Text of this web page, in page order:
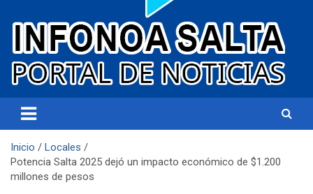
Infonoa Salta
Inicio
Locales
Potencia Salta 2025 dejó un impacto económico de $1.200
millones de pesos